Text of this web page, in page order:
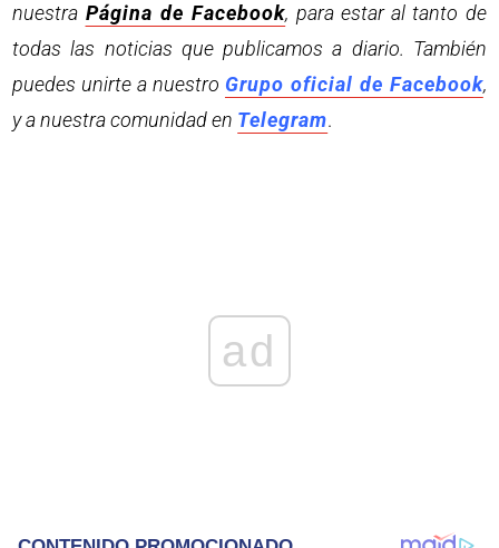
nuestra Página de Facebook, para estar al tanto de
todas las noticias que publicamos a diario. También
puedes unirte a nuestro Grupo oficial de Facebook,
y a nuestra comunidad en Telegram.
ad